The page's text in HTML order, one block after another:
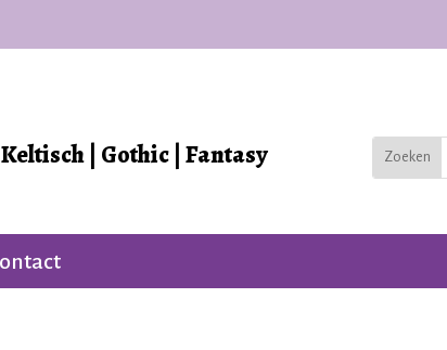
Keltisch | Gothic | Fantasy